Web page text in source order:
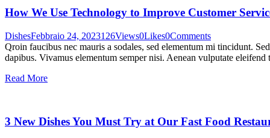
How We Use Technology to Improve Customer
DishesFebbraio 24, 2023126Views0Likes0Comments
Qroin faucibus nec mauris a sodales, sed elementum mi tincidunt.
dapibus. Vivamus elementum semper nisi. Aenean vulputate
Read More
3 New Dishes You Must Try at Our Fast Food